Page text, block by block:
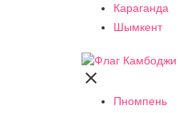
Караганда
Шымкент

Пномпень